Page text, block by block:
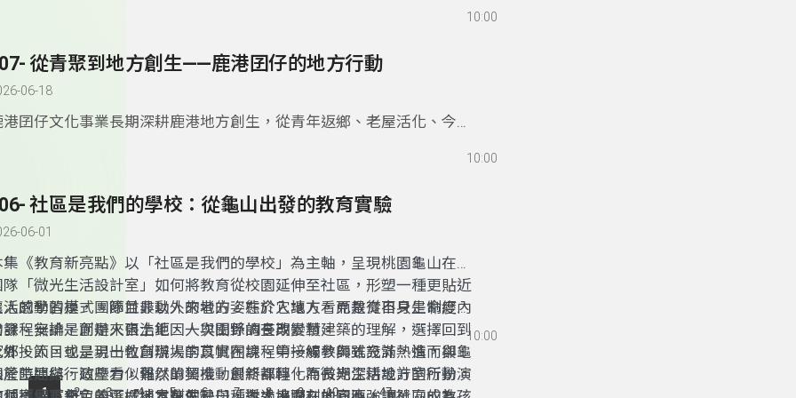
10:00
從青聚到地方創生——鹿港囝仔的地方行動
06-18
港囝仔文化事業長期深耕鹿港地方創生，從青年返鄉、老屋活化、今秋
合的可能性。尤其在「青聚點」相關計畫中，透過實際走讀、地方實作
方生活的一種方式。
10:00
社區是我們的學校：從龜山出發的教育實驗
06-01
集《教育新亮點》以「社區是我們的學校」為主軸，呈現桃園龜山在地
隊「微光生活設計室」如何將教育從校園延伸至社區，形塑一種更貼近
活的學習模式。節目最動人的地方，在於它讓人看見教育不只是制度內
課程安排，而是來自土地、人與關係的長期累積。
人感動的是，團隊並非以外來者的姿態介入地方，而是從自身生命經驗
發。無論是創辦人張浩鉅因一次田野調查改變對建築的理解，選擇回到
鄉投入，或是另一位創辦人李苡帆在課程中接觸參與式設計，進而與龜
產生連結，這些看似偶然的契機，最終都轉化為長期深耕地方的行動。
外，節目也呈現出教育現場的真實困境。第一線教師雖充滿熱情，卻受
於時間與行政壓力，難以單獨推動創新課程。而微光生活設計室所扮演
10:00
1 2 3 4 5 6 7 8 9 10 ... 47